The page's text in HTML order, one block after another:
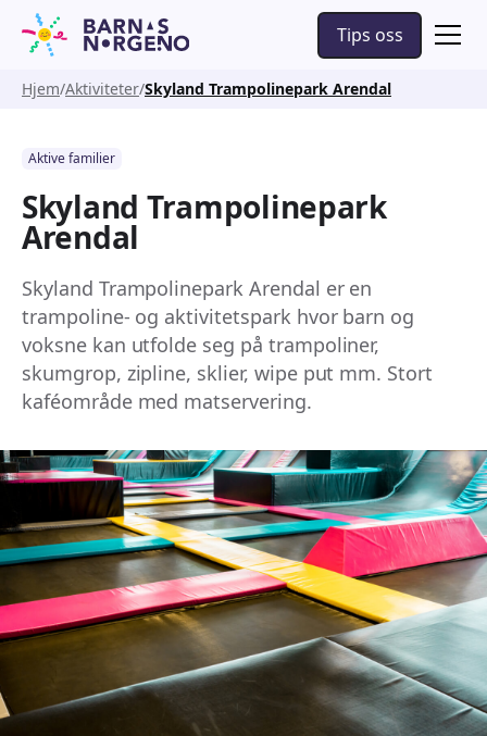
Tips oss
Hjem Aktiviteter Skyland Trampolinepark Arendal
Aktive familier
Skyland Trampolinepark
Arendal
Skyland Trampolinepark Arendal er en
trampoline- og aktivitetspark hvor barn og
voksne kan utfolde seg på trampoliner,
skumgrop, zipline, sklier, wipe put mm. Stort
kaféområde med matservering.